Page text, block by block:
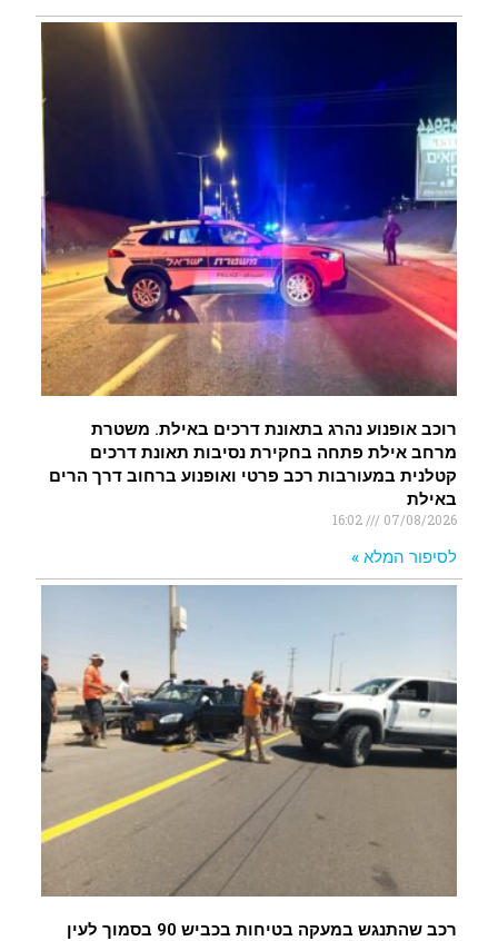
רוכב אופנוע נהרג בתאונת דרכים באילת. משטרת
מרחב אילת פתחה בחקירת נסיבות תאונת דרכים
קטלנית במעורבות רכב פרטי ואופנוע ברחוב דרך הרים
באילת
07/08/2026
16:02
לסיפור המלא »
רכב שהתנגש במעקה בטיחות בכביש 90 בסמוך לעין